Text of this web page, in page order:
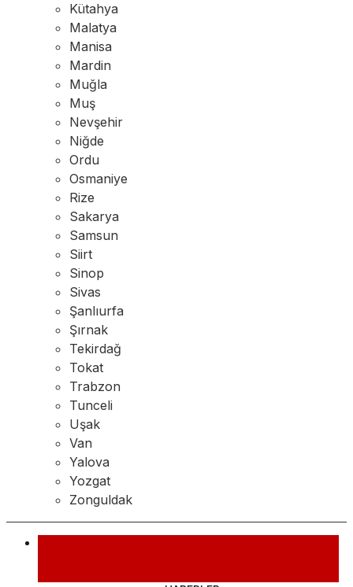
Kütahya
Malatya
Manisa
Mardin
Muğla
Muş
Nevşehir
Niğde
Ordu
Osmaniye
Rize
Sakarya
Samsun
Siirt
Sinop
Sivas
Şanlıurfa
Şırnak
Tekirdağ
Tokat
Trabzon
Tunceli
Uşak
Van
Yalova
Yozgat
Zonguldak